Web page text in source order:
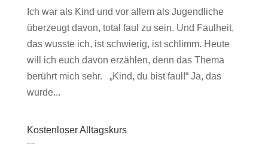
Ich war als Kind und vor allem als Jugendliche
überzeugt davon, total faul zu sein. Und Faulheit,
das wusste ich, ist schwierig, ist schlimm. Heute
will ich euch davon erzählen, denn das Thema
berührt mich sehr. „Kind, du bist faul!“ Ja, das
wurde...
Kostenloser Alltagskurs